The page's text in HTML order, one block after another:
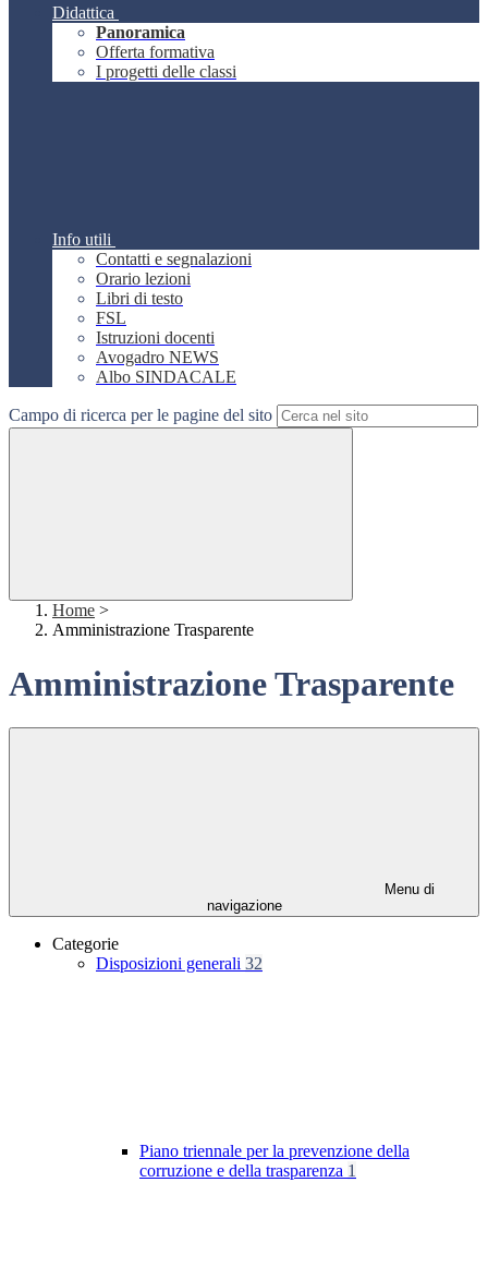
Didattica
Panoramica
Offerta formativa
I progetti delle classi
Info utili
Contatti e segnalazioni
Orario lezioni
Libri di testo
FSL
Istruzioni docenti
Avogadro NEWS
Albo SINDACALE
Campo di ricerca per le pagine del sito
Home >
Amministrazione Trasparente
Amministrazione Trasparente
Menu di
navigazione
Categorie
Disposizioni generali 32
Piano triennale per la prevenzione della
corruzione e della trasparenza 1